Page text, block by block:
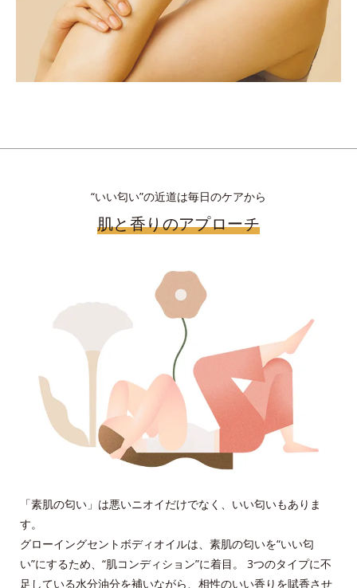
“いい匂い”の近道は毎日のケアから
肌と香りのアプローチ
「素肌の匂い」は悪いニオイだけでなく、いい匂いもありま
す。
グローイングセントボディオイルは、素肌の匂いを“いい匂
い”にするため、“肌コンディション”に着目。 3つのタイプに不
足している水分油分を補いながら、相性のいい香りを賦香させ